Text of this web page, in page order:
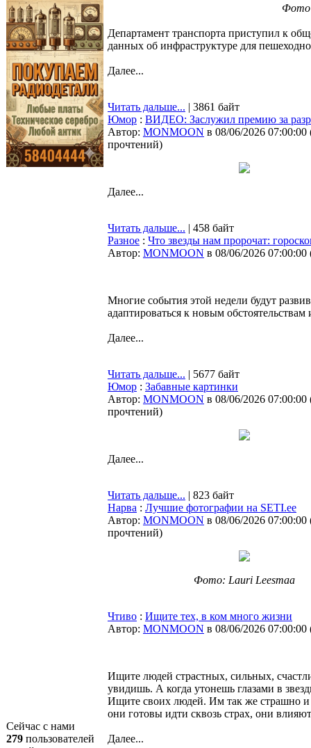
Сейчас с нами
279 пользователей
Фото:
Департамент транспорта приступил к
данных об инфраструктуре для
Далее...
Читать дальше... | 3861 байт
Юмор : ВИДЕО: Заслужил премию за
Автор: MONMOON в 08/06/2026 07:00:00
прочтений)
Далее...
Читать дальше... | 458 байт
Разное : Что звезды нам пророчат:
Автор: MONMOON в 08/06/2026 07:00:00
Многие события этой недели будут
адаптироваться к новым
Далее...
Читать дальше... | 5677 байт
Юмор : Забавные картинки
Автор: MONMOON в 08/06/2026 07:00:00
прочтений)
Далее...
Читать дальше... | 823 байт
Нарва : Лучшие фотографии на SETI.ee
Автор: MONMOON в 08/06/2026 07:00:00
прочтений)
Фото: Lauri Leesmaa
Чтиво : Ищите тех, в ком много жизни
Автор: MONMOON в 08/06/2026 07:00:00
Ищите людей страстных, сильных,
увидишь. А когда утонешь глазами в
Ищите своих людей. Им так же страшно
они готовы идти сквозь страх, они
Далее...